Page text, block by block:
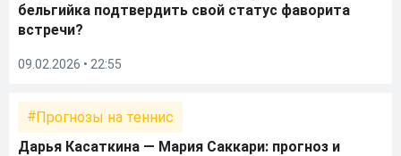
бельгийка подтвердить свой статус фаворита
встречи?
09.02.2026 • 22:55
Прогнозы на теннис
Дарья Касаткина — Мария Саккари: прогноз и